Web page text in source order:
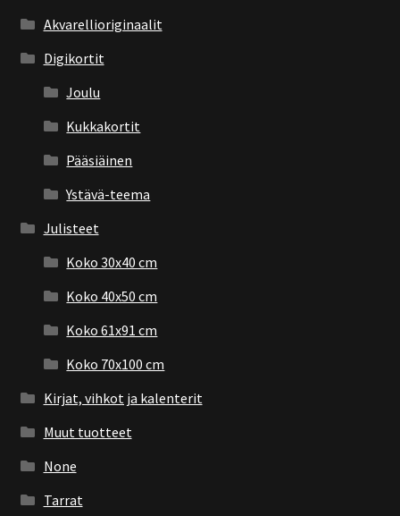
Akvarellioriginaalit
Digikortit
Joulu
Kukkakortit
Pääsiäinen
Ystävä-teema
Julisteet
Koko 30x40 cm
Koko 40x50 cm
Koko 61x91 cm
Koko 70x100 cm
Kirjat, vihkot ja kalenterit
Muut tuotteet
None
Tarrat